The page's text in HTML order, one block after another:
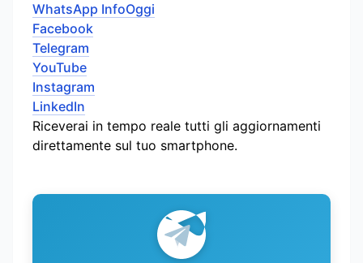
WhatsApp InfoOggi
Facebook
Telegram
YouTube
Instagram
LinkedIn
Riceverai in tempo reale tutti gli aggiornamenti
direttamente sul tuo smartphone.